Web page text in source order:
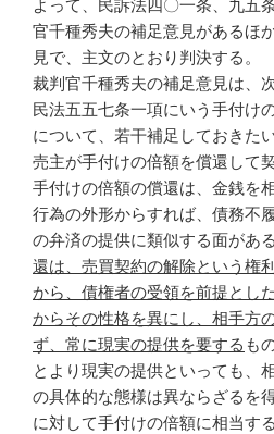
よって、民訴法四〇一条、九五
官千種秀夫の補足意見があるほ
見で、主文のとおり判決する。
裁判官千種秀夫の補足意見は、
民法五五七条一項にいう手付け
について、若干補足しておきたい
売主が手付けの倍額を償還して
手付けの倍額の償還は、金銭を
行為の外形からすれば、債務不
の弁済の提供に類似する面があ
還は、売買契約の解除という権
から、債権者の受領を前提とし
からその性格を異にし、相手方
ず、常に現実の提供を要する も
とより現実の提供といっても、
の具体的な態様は異ならざるを
に対して手付けの倍額に相当す